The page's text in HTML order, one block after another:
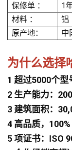
保修单 ：
1
材料 ：
铝
原产地：
中
为什么选择
1 超过5000个型
2 生产能力：
3 建筑面积：
4 高品质，
5 项证书：ISO